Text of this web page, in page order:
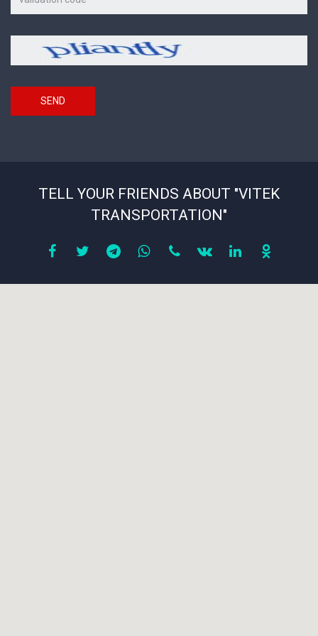
on
the
SEND
TELL YOUR FRIENDS ABOUT "VITEK
TRANSPORTATION"